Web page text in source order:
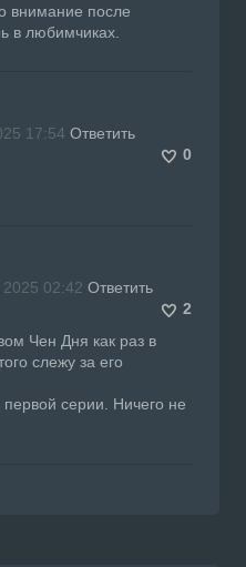
внимание после
в любимчиках.
17:54 Ответить
0
2025 02:42 Ответить
2
Чен Дня как раз в
слежу за его
серии. Ничего не